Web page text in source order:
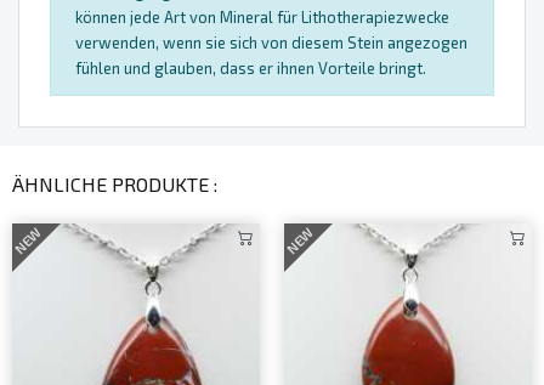
können jede Art von Mineral für Lithotherapiezwecke
verwenden, wenn sie sich von diesem Stein angezogen
fühlen und glauben, dass er ihnen Vorteile bringt.
ÄHNLICHE PRODUKTE :
NEW NEW